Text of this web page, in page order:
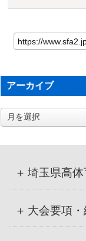
アーカイブ
ア
ー
埼玉県高
大会要項